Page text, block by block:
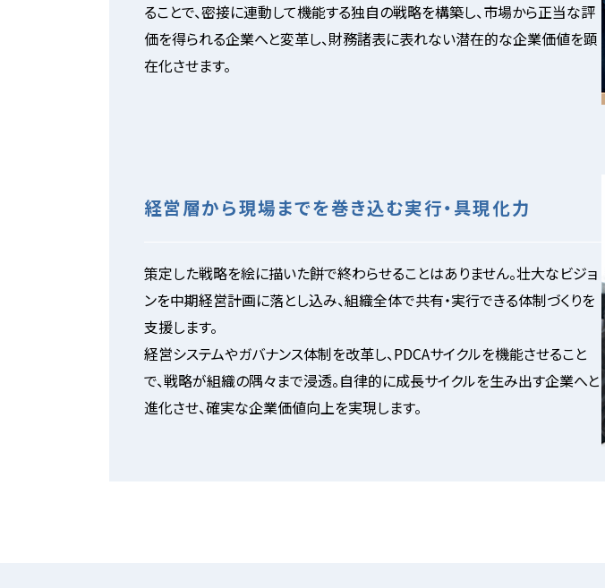
ることで、密接に連動して機能する独自の戦略を構築し、市場から正当な評
価を得られる企業へと変革し、財務諸表に表れない潜在的な企業価値を顕
在化させます。
経営層から現場までを巻き込む実行・具現化力
策定した戦略を絵に描いた餅で終わらせることはありません。壮大なビジョ
ンを中期経営計画に落とし込み、組織全体で共有・実行できる体制づくりを
支援します。
経営システムやガバナンス体制を改革し、PDCAサイクルを機能させること
で、戦略が組織の隅々まで浸透。自律的に成長サイクルを生み出す企業へと
進化させ、確実な企業価値向上を実現します。